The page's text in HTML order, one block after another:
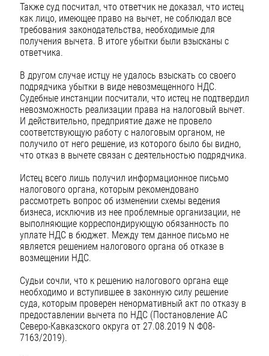
Также суд посчитал, что ответчик не доказал, что истец
как лицо, имеющее право на вычет, не соблюдал все
требования законодательства, необходимые для
получения вычета. В итоге убытки были взысканы с
ответчика.
В другом случае истцу не удалось взыскать со своего
подрядчика убытки в виде невозмещенного НДС.
Судебные инстанции посчитали, что истец не подтвердил
невозможность реализации права на налоговый вычет.
И действительно, предприятие даже не провело
соответствующую работу с налоговым органом, не
получило от него решение, из которого было бы видно,
что отказ в вычете связан с деятельностью подрядчика.
Истец всего лишь получил информационное письмо
налогового органа, которым рекомендовано
рассмотреть вопрос об изменении схемы ведения
бизнеса, исключив из нее проблемные организации, не
выполняющие корреспондирующую обязанность по
уплате НДС в бюджет. Между тем данное письмо не
является решением налогового органа об отказе в
возмещении НДС.
Судьи сочли, что к решению налогового органа еще
необходимо и вступившее в законную силу решение
суда, которым проверен ненормативный акт по отказу в
предоставлении вычета по НДС (Постановление АС
Северо-Кавказского округа от 27.08.2019 N Ф08-
7163/2019).